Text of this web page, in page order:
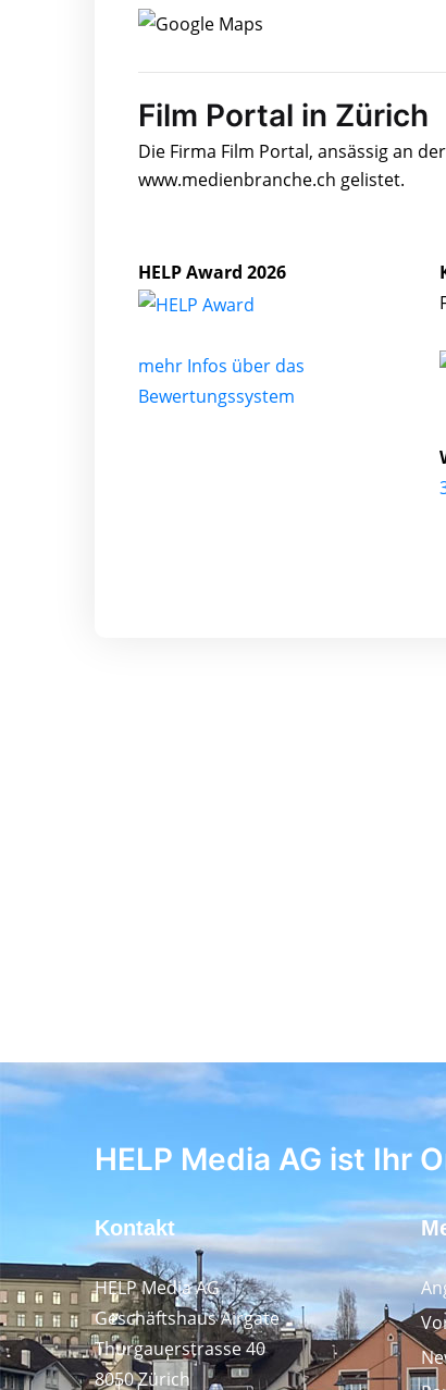
Film Portal in Zürich
Die Firma Film Portal, ansässig an
www.medienbranche.ch gelistet.
HELP Award 2026
mehr Infos über das
Bewertungssystem
HELP Media AG ist Ihr
Kontakt
HELP Media AG
Geschäftshaus Airgate
Thurgauerstrasse 40
8050 Zürich